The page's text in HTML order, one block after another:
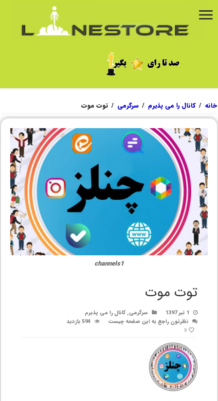
خانه / کانال را می پذیرم / سرگرمی / توت موت
channels1
توت موت
1 تیر 1397 سرگرمی,کانال را می پذیرم
نظرتون راجع به این صفحه چیست
594 بازدید
9